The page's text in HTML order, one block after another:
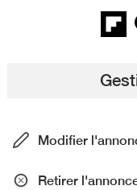
Modifier
Retirer